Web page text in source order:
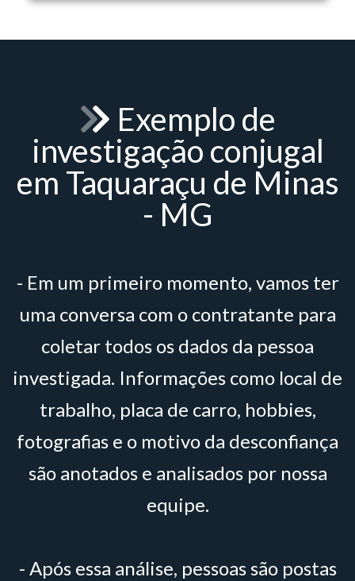
Exemplo de
investigação conjugal
em Taquaraçu de Minas
- MG
- Em um primeiro momento, vamos ter
uma conversa com o contratante para
coletar todos os dados da pessoa
investigada. Informações como local de
trabalho, placa de carro, hobbies,
fotografias e o motivo da desconfiança
são anotados e analisados por nossa
equipe.
- Após essa análise, pessoas são postas